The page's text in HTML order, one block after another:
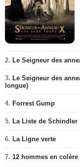
2. Le Seigneur des
3. Le Seigneur des
longue)
4. Forrest Gump
5. La Liste de Schindler
6. La Ligne verte
7. 12 hommes en colère